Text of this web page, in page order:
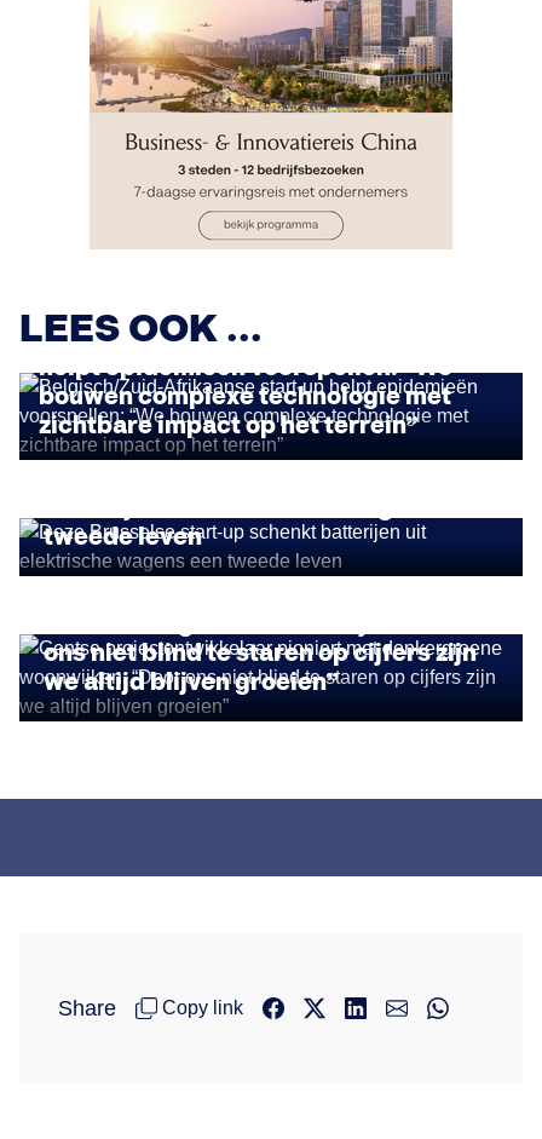
LEES OOK ...
Belgisch/Zuid-Afrikaanse start-up
helpt epidemieën voorspellen: “We
bouwen complexe technologie met
zichtbare impact op het terrein”
IMPACT ONDERNEMEN
tweede leven
DUURZAAM ONDERNEMEN
ons niet blind te staren op cijfers zijn
we altijd blijven groeien”
Share Copy link